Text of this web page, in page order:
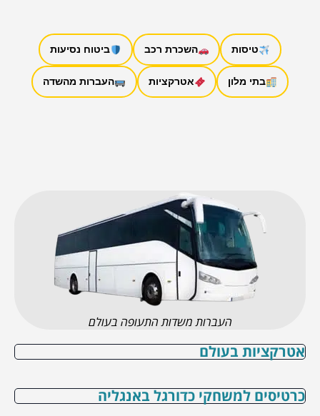
טיסות השכרת רכב ביטוח נסיעות
בתי מלון אטרקציות העברות מהשדה
העברות משדות התעופה בעולם
אטרקציות בעולם
כרטיסים למשחקי כדורגל באנגליה